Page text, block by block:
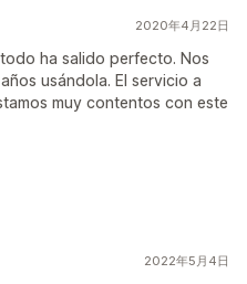
2020年4月22日
ha salido perfecto. Nos
usándola. El servicio a
muy contentos con este
2022年5月4日